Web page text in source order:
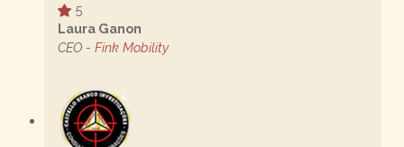
5
Laura Ganon
CEO - Fink Mobility